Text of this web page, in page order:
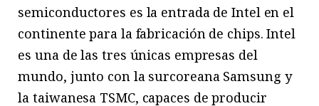
semiconductores es la entrada de Intel en el
continente para la fabricación de chips. Intel
es una de las tres únicas empresas del
mundo, junto con la surcoreana Samsung y
la taiwanesa TSMC, capaces de producir